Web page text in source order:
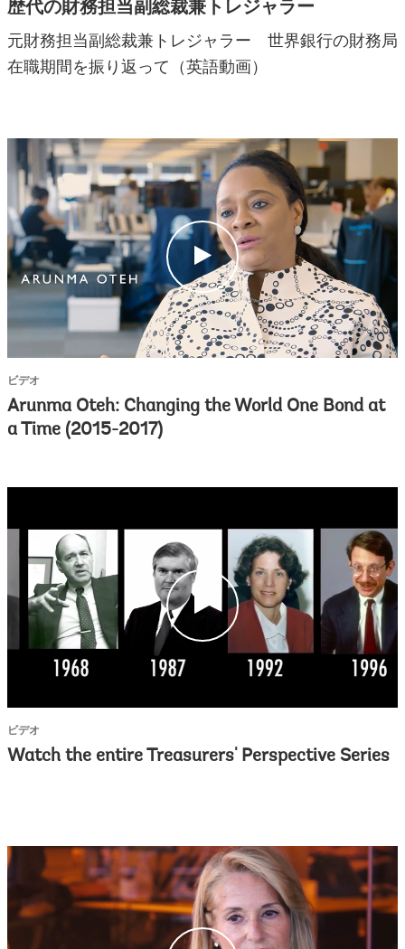
歴代の財務担当副総裁兼トレジャラー
元財務担当副総裁兼トレジャラー 世界銀行の財務局
在職期間を振り返って（英語動画）
c
l
i
c
k
ビデオ
Arunma Oteh: Changing the World One Bond at
a Time (2015-2017)
c
i
ビデオ
Watch the entire Treasurers' Perspective Series